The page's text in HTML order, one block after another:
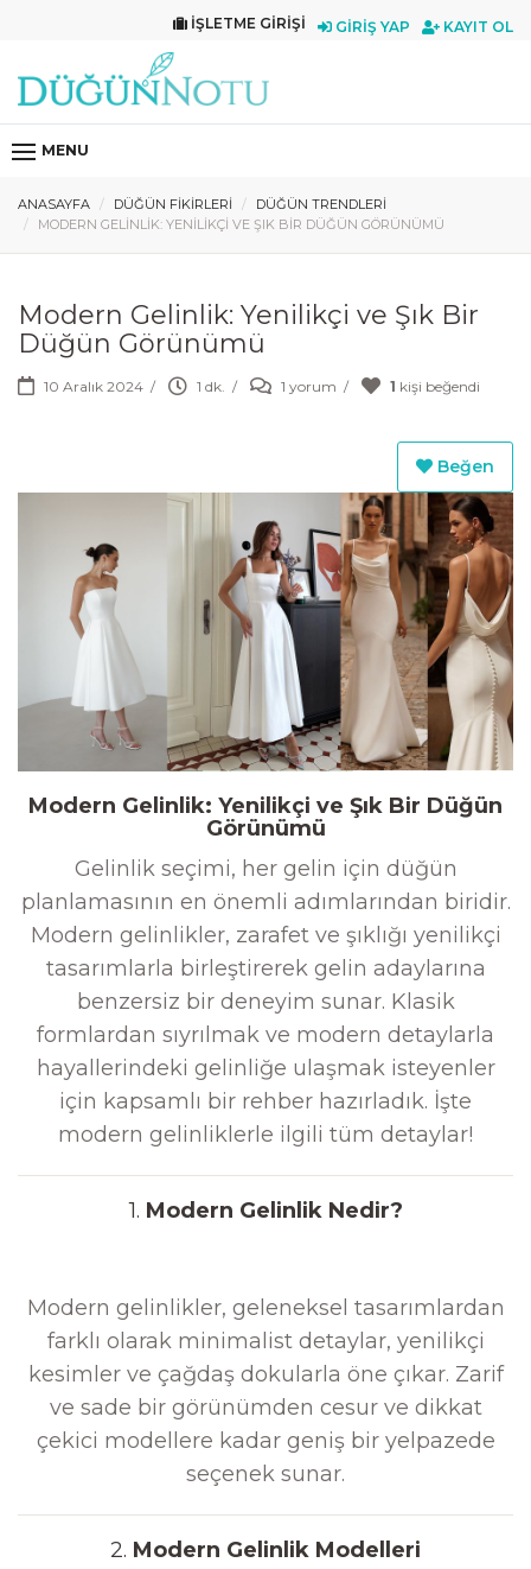
İŞLETME GIRIŞI GIRIŞ YAP KAYIT OL
MENU
ANASAYFA DÜĞÜN FIKIRLERI
DÜĞÜN TRENDLERI
MODERN GELINLIK: YENILIKÇI VE ŞIK BIR DÜĞÜN GÖRÜNÜMÜ
Modern Gelinlik: Yenilikçi ve Şık Bir
Düğün Görünümü
10 Aralık 2024 / 1 dk. / 1 yorum / 1 kişi beğendi
Beğen
Modern Gelinlik: Yenilikçi ve Şık Bir Düğün
Görünümü
Gelinlik seçimi, her gelin için düğün
planlamasının en önemli adımlarından biridir.
Modern gelinlikler, zarafet ve şıklığı yenilikçi
tasarımlarla birleştirerek gelin adaylarına
benzersiz bir deneyim sunar. Klasik
formlardan sıyrılmak ve modern detaylarla
hayallerindeki gelinliğe ulaşmak isteyenler
için kapsamlı bir rehber hazırladık. İşte
modern gelinliklerle ilgili tüm detaylar!
1. Modern Gelinlik Nedir?
Modern gelinlikler, geleneksel tasarımlardan
farklı olarak minimalist detaylar, yenilikçi
kesimler ve çağdaş dokularla öne çıkar. Zarif
ve sade bir görünümden cesur ve dikkat
çekici modellere kadar geniş bir yelpazede
seçenek sunar.
2. Modern Gelinlik Modelleri